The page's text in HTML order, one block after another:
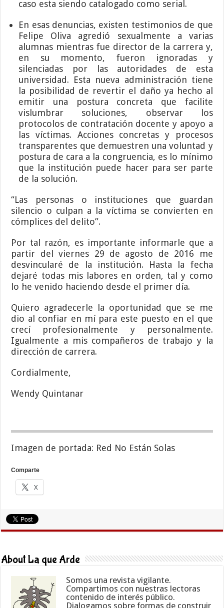
caso esta siendo catalogado como serial.
En esas denuncias, existen testimonios de que
Felipe Oliva agredió sexualmente a varias
alumnas mientras fue director de la carrera y,
en su momento, fueron ignoradas y
silenciadas por las autoridades de esta
universidad. Esta nueva administración tiene
la posibilidad de revertir el daño ya hecho al
emitir una postura concreta que facilite
vislumbrar soluciones, observar los
protocolos de contratación docente y apoyo a
las víctimas. Acciones concretas y procesos
transparentes que demuestren una voluntad y
postura de cara a la congruencia, es lo mínimo
que la institución puede hacer para ser parte
de la solución.
“Las personas o instituciones que guardan
silencio o culpan a la víctima se convierten en
cómplices del delito”.
Por tal razón, es importante informarle que a
partir del viernes 29 de agosto de 2016 me
desvincularé de la institución. Hasta la fecha
dejaré todas mis labores en orden, tal y como
lo he venido haciendo desde el primer día.
Quiero agradecerle la oportunidad que se me
dio al confiar en mí para este puesto en el que
crecí profesionalmente y personalmente.
Igualmente a mis compañeros de trabajo y la
dirección de carrera.
Cordialmente,
Wendy Quintanar
Imagen de portada: Red No Están Solas
Comparte
X
About La que Arde
Somos una revista vigilante.
Compartimos con nuestras lectoras
contenido de interés público.
Dialogamos sobre formas de construir